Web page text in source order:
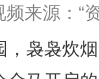
频来源： “
袅袅炊